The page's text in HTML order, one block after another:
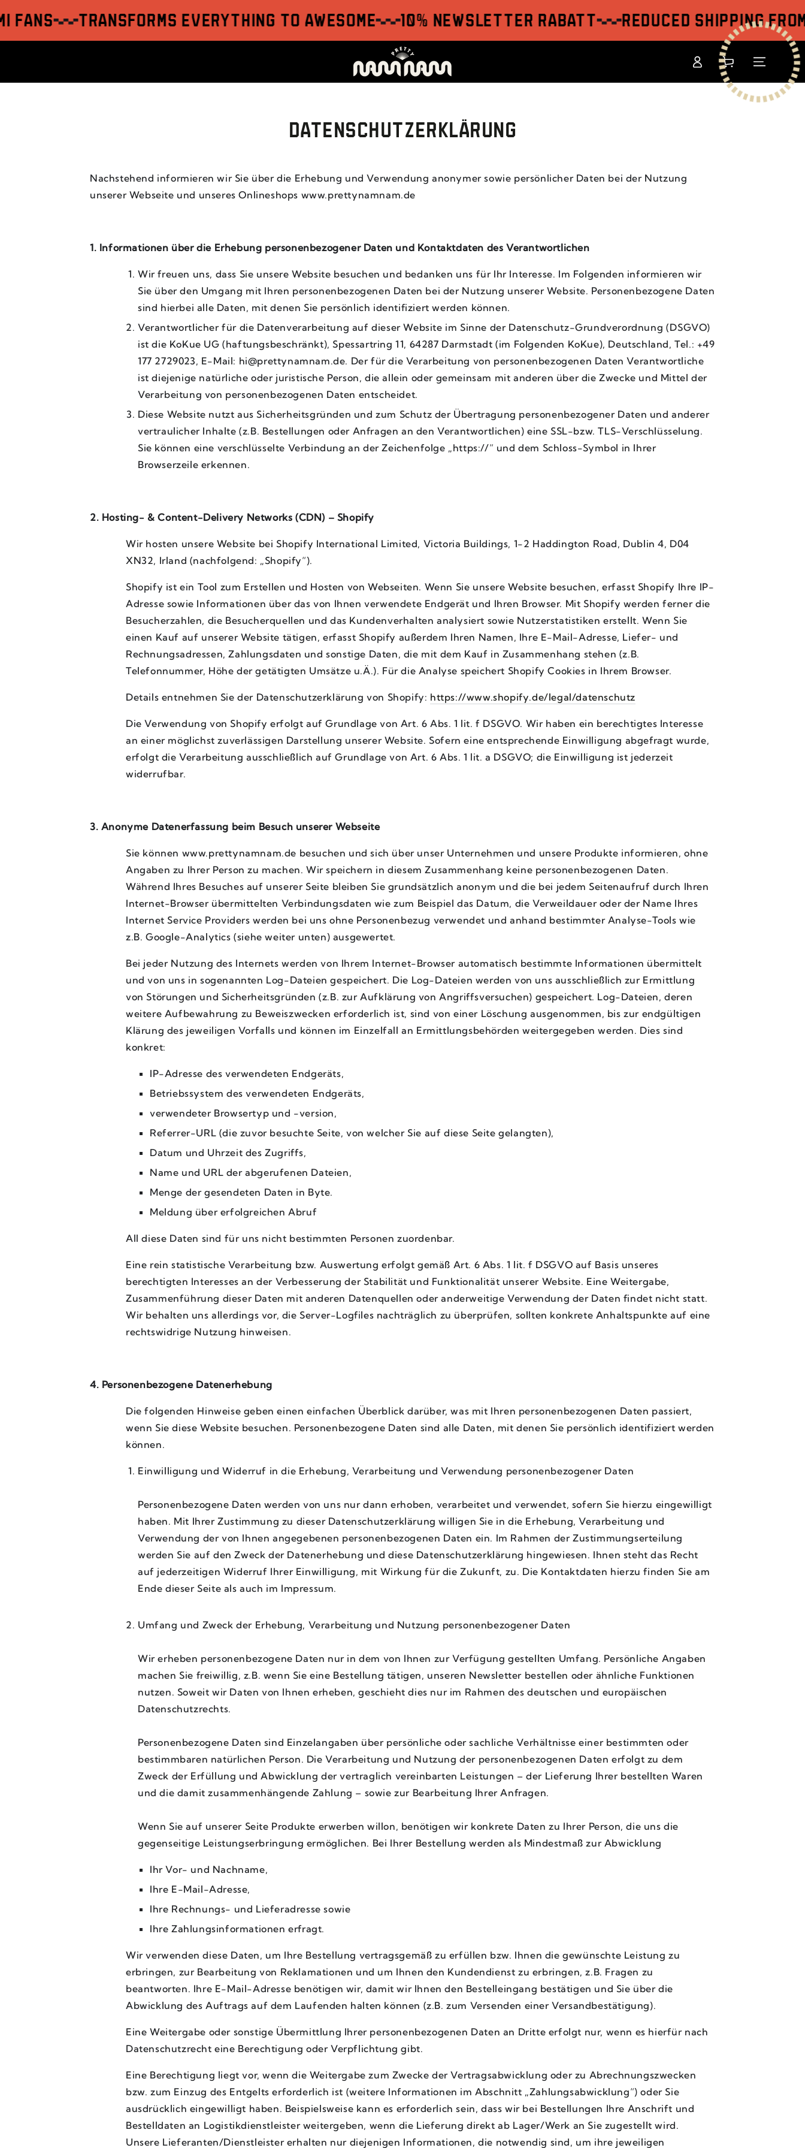
SPRINGENTransforms everything to awesome 10% Newsletter Rabatt Reduced shipping from
EinloggenWarenkorb
DATENSCHUTZERKLÄRUNG
Nachstehend informieren wir Sie über die Erhebung und Verwendung anonymer sowie persönlicher Daten bei der Nutzung
unserer Webseite und unseres Onlineshops www.prettynamnam.de
1. Informationen über die Erhebung personenbezogener Daten und Kontaktdaten des Verantwortlichen
Wir freuen uns, dass Sie unsere Website besuchen und bedanken uns für Ihr Interesse. Im Folgenden informieren wir
Sie über den Umgang mit Ihren personenbezogenen Daten bei der Nutzung unserer Website. Personenbezogene Daten
sind hierbei alle Daten, mit denen Sie persönlich identifiziert werden können.
Verantwortlicher für die Datenverarbeitung auf dieser Website im Sinne der Datenschutz-Grundverordnung (DSGVO)
ist die KoKue UG (haftungsbeschränkt), Spessartring 11, 64287 Darmstadt (im Folgenden KoKue), Deutschland, Tel.: +49
177 2729023, E-Mail: hi@prettynamnam.de. Der für die Verarbeitung von personenbezogenen Daten Verantwortliche
ist diejenige natürliche oder juristische Person, die allein oder gemeinsam mit anderen über die Zwecke und Mittel der
Verarbeitung von personenbezogenen Daten entscheidet.
Diese Website nutzt aus Sicherheitsgründen und zum Schutz der Übertragung personenbezogener Daten und anderer
vertraulicher Inhalte (z.B. Bestellungen oder Anfragen an den Verantwortlichen) eine SSL-bzw. TLS-Verschlüsselung.
Sie können eine verschlüsselte Verbindung an der Zeichenfolge „https://“ und dem Schloss-Symbol in Ihrer
Browserzeile erkennen.
2. Hosting- & Content-Delivery Networks (CDN) – Shopify
Wir hosten unsere Website bei Shopify International Limited, Victoria Buildings, 1-2 Haddington Road, Dublin 4, D04
XN32, Irland (nachfolgend: „Shopify“).
Shopify ist ein Tool zum Erstellen und Hosten von Webseiten. Wenn Sie unsere Website besuchen, erfasst Shopify Ihre IP-
Adresse sowie Informationen über das von Ihnen verwendete Endgerät und Ihren Browser. Mit Shopify werden ferner die
Besucherzahlen, die Besucherquellen und das Kundenverhalten analysiert sowie Nutzerstatistiken erstellt. Wenn Sie
einen Kauf auf unserer Website tätigen, erfasst Shopify außerdem Ihren Namen, Ihre E-Mail-Adresse, Liefer- und
Rechnungsadressen, Zahlungsdaten und sonstige Daten, die mit dem Kauf in Zusammenhang stehen (z.B.
Telefonnummer, Höhe der getätigten Umsätze u.Ä.). Für die Analyse speichert Shopify Cookies in Ihrem Browser.
Details entnehmen Sie der Datenschutzerklärung von Shopify: https://www.shopify.de/legal/datenschutz
Die Verwendung von Shopify erfolgt auf Grundlage von Art. 6 Abs. 1 lit. f DSGVO. Wir haben ein berechtigtes Interesse
an einer möglichst zuverlässigen Darstellung unserer Website. Sofern eine entsprechende Einwilligung abgefragt wurde,
erfolgt die Verarbeitung ausschließlich auf Grundlage von Art. 6 Abs. 1 lit. a DSGVO; die Einwilligung ist jederzeit
widerrufbar.
3. Anonyme Datenerfassung beim Besuch unserer Webseite
Sie können www.prettynamnam.de besuchen und sich über unser Unternehmen und unsere Produkte informieren, ohne
Angaben zu Ihrer Person zu machen. Wir speichern in diesem Zusammenhang keine personenbezogenen Daten.
Während Ihres Besuches auf unserer Seite bleiben Sie grundsätzlich anonym und die bei jedem Seitenaufruf durch Ihren
Internet-Browser übermittelten Verbindungsdaten wie zum Beispiel das Datum, die Verweildauer oder der Name Ihres
Internet Service Providers werden bei uns ohne Personenbezug verwendet und anhand bestimmter Analyse-Tools wie
z.B. Google-Analytics (siehe weiter unten) ausgewertet.
Bei jeder Nutzung des Internets werden von Ihrem Internet-Browser automatisch bestimmte Informationen übermittelt
und von uns in sogenannten Log-Dateien gespeichert. Die Log-Dateien werden von uns ausschließlich zur Ermittlung
von Störungen und Sicherheitsgründen (z.B. zur Aufklärung von Angriffsversuchen) gespeichert. Log-Dateien, deren
weitere Aufbewahrung zu Beweiszwecken erforderlich ist, sind von einer Löschung ausgenommen, bis zur endgültigen
Klärung des jeweiligen Vorfalls und können im Einzelfall an Ermittlungsbehörden weitergegeben werden. Dies sind
konkret:
IP-Adresse des verwendeten Endgeräts,
Betriebssystem des verwendeten Endgeräts,
verwendeter Browsertyp und -version,
Referrer-URL (die zuvor besuchte Seite, von welcher Sie auf diese Seite gelangten),
Datum und Uhrzeit des Zugriffs,
Name und URL der abgerufenen Dateien,
Menge der gesendeten Daten in Byte.
Meldung über erfolgreichen Abruf
All diese Daten sind für uns nicht bestimmten Personen zuordenbar.
Eine rein statistische Verarbeitung bzw. Auswertung erfolgt gemäß Art. 6 Abs. 1 lit. f DSGVO auf Basis unseres
berechtigten Interesses an der Verbesserung der Stabilität und Funktionalität unserer Website. Eine Weitergabe,
Zusammenführung dieser Daten mit anderen Datenquellen oder anderweitige Verwendung der Daten findet nicht statt.
Wir behalten uns allerdings vor, die Server-Logfiles nachträglich zu überprüfen, sollten konkrete Anhaltspunkte auf eine
rechtswidrige Nutzung hinweisen.
4. Personenbezogene Datenerhebung
Die folgenden Hinweise geben einen einfachen Überblick darüber, was mit Ihren personenbezogenen Daten passiert,
wenn Sie diese Website besuchen. Personenbezogene Daten sind alle Daten, mit denen Sie persönlich identifiziert werden
können.
Einwilligung und Widerruf in die Erhebung, Verarbeitung und Verwendung personenbezogener Daten
Personenbezogene Daten werden von uns nur dann erhoben, verarbeitet und verwendet, sofern Sie hierzu eingewilligt
haben. Mit Ihrer Zustimmung zu dieser Datenschutzerklärung willigen Sie in die Erhebung, Verarbeitung und
Verwendung der von Ihnen angegebenen personenbezogenen Daten ein. Im Rahmen der Zustimmungserteilung
werden Sie auf den Zweck der Datenerhebung und diese Datenschutzerklärung hingewiesen. Ihnen steht das Recht
auf jederzeitigen Widerruf Ihrer Einwilligung, mit Wirkung für die Zukunft, zu. Die Kontaktdaten hierzu finden Sie am
Ende dieser Seite als auch im Impressum.
Umfang und Zweck der Erhebung, Verarbeitung und Nutzung personenbezogener Daten
Wir erheben personenbezogene Daten nur in dem von Ihnen zur Verfügung gestellten Umfang. Persönliche Angaben
machen Sie freiwillig, z.B. wenn Sie eine Bestellung tätigen, unseren Newsletter bestellen oder ähnliche Funktionen
nutzen. Soweit wir Daten von Ihnen erheben, geschieht dies nur im Rahmen des deutschen und europäischen
Datenschutzrechts.
Personenbezogene Daten sind Einzelangaben über persönliche oder sachliche Verhältnisse einer bestimmten oder
bestimmbaren natürlichen Person. Die Verarbeitung und Nutzung der personenbezogenen Daten erfolgt zu dem
Zweck der Erfüllung und Abwicklung der vertraglich vereinbarten Leistungen – der Lieferung Ihrer bestellten Waren
und die damit zusammenhängende Zahlung – sowie zur Bearbeitung Ihrer Anfragen.
Wenn Sie auf unserer Seite Produkte erwerben willon, benötigen wir konkrete Daten zu Ihrer Person, die uns die
gegenseitige Leistungserbringung ermöglichen. Bei Ihrer Bestellung werden als Mindestmaß zur Abwicklung
Ihr Vor- und Nachname,
Ihre E-Mail-Adresse,
Ihre Rechnungs- und Lieferadresse sowie
Ihre Zahlungsinformationen erfragt.
Wir verwenden diese Daten, um Ihre Bestellung vertragsgemäß zu erfüllen bzw. Ihnen die gewünschte Leistung zu
erbringen, zur Bearbeitung von Reklamationen und um Ihnen den Kundendienst zu erbringen, z.B. Fragen zu
beantworten. Ihre E-Mail-Adresse benötigen wir, damit wir Ihnen den Bestelleingang bestätigen und Sie über die
Abwicklung des Auftrags auf dem Laufenden halten können (z.B. zum Versenden einer Versandbestätigung).
Eine Weitergabe oder sonstige Übermittlung Ihrer personenbezogenen Daten an Dritte erfolgt nur, wenn es hierfür nach
Datenschutzrecht eine Berechtigung oder Verpflichtung gibt.
Eine Berechtigung liegt vor, wenn die Weitergabe zum Zwecke der Vertragsabwicklung oder zu Abrechnungszwecken
bzw. zum Einzug des Entgelts erforderlich ist (weitere Informationen im Abschnitt „Zahlungsabwicklung“) oder Sie
ausdrücklich eingewilligt haben. Beispielsweise kann es erforderlich sein, dass wir bei Bestellungen Ihre Anschrift und
Bestelldaten an Logistikdienstleister weitergeben, wenn die Lieferung direkt ab Lager/Werk an Sie zugestellt wird.
Unsere Lieferanten/Dienstleister erhalten nur diejenigen Informationen, die notwendig sind, um ihre jeweiligen